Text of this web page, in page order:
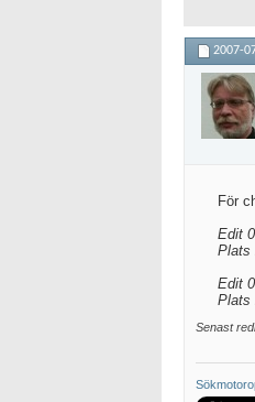
2007-
För
Edit
Plats
Edit
Plats
Senast